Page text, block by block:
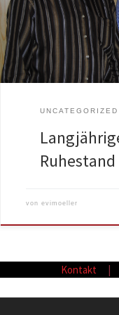
„halbes Jahrhundert“
Firma Fliesen Möller zur
UNCATEGORIZED
vonevimoeller
Kontakt |